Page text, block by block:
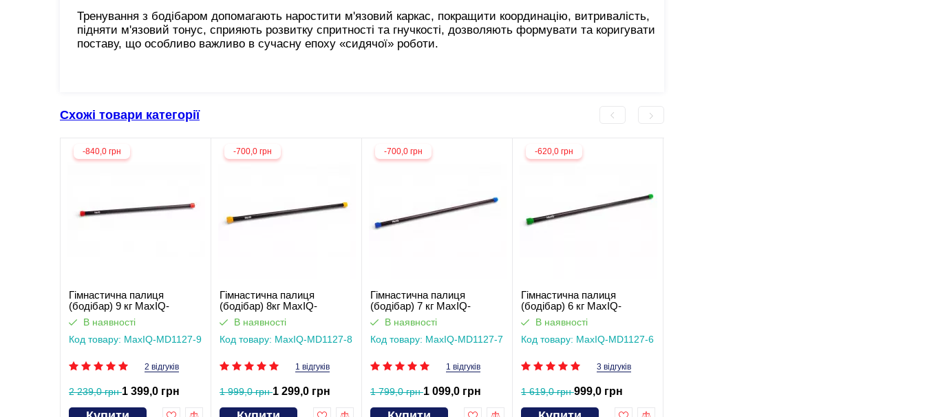
Тренування з бодібаром допомагають наростити м'язовий каркас, покращити координацію, витривалість,
підняти м'язовий тонус, сприяють розвитку спритності та гнучкості, дозволяють формувати та коригувати
поставу, що особливо важливо в сучасну епоху «сидячої» роботи.
Схожі товари категорії
-840,0 грн
Гімнастична палиця
(бодібар) 9 кг MaxIQ-
MD1127
В наявності
Код товару: MaxIQ-MD1127-9
2 відгуків
2 239,0 грн1 399,0 грн
-700,0 грн
Гімнастична палиця
(бодібар) 8кг MaxIQ-
MD1127
В наявності
Код товару: MaxIQ-MD1127-8
1 відгуків
1 999,0 грн1 299,0 грн
-700,0 грн
Гімнастична палиця
(бодібар) 7 кг MaxIQ-
MD1127
В наявності
Код товару: MaxIQ-MD1127-7
1 відгуків
1 799,0 грн1 099,0 грн
-620,0 грн
Гімнастична палиця
(бодібар) 6 кг MaxIQ-
MD1127
В наявності
Код товару: MaxIQ-MD1127-6
3 відгуків
1 619,0 грн999,0 грн